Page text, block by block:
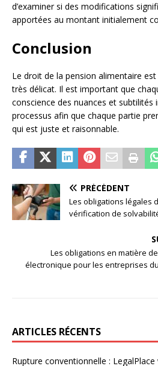
d’examiner si des modifications
apportées au montant initialement
Conclusion
Le droit de la pension alimentaire
très délicat. Il est important que
conscience des nuances et subtilités
processus afin que chaque partie
qui est juste et raisonnable.
PRÉCÉDENT
Les obligations légales
vérification de
Les obligations en matière
électronique pour les entreprises
ARTICLES RÉCENTS
Rupture conventionnelle :